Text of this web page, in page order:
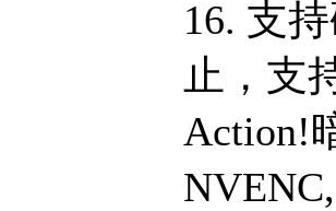
16. 支
止，支
Action!